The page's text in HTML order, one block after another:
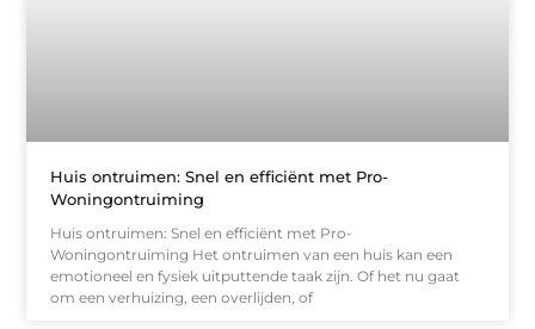
Huis ontruimen: Snel en efficiënt met Pro-
Woningontruiming
Huis ontruimen: Snel en efficiënt met Pro-
Woningontruiming Het ontruimen van een huis kan een
emotioneel en fysiek uitputtende taak zijn. Of het nu gaat
om een verhuizing, een overlijden, of